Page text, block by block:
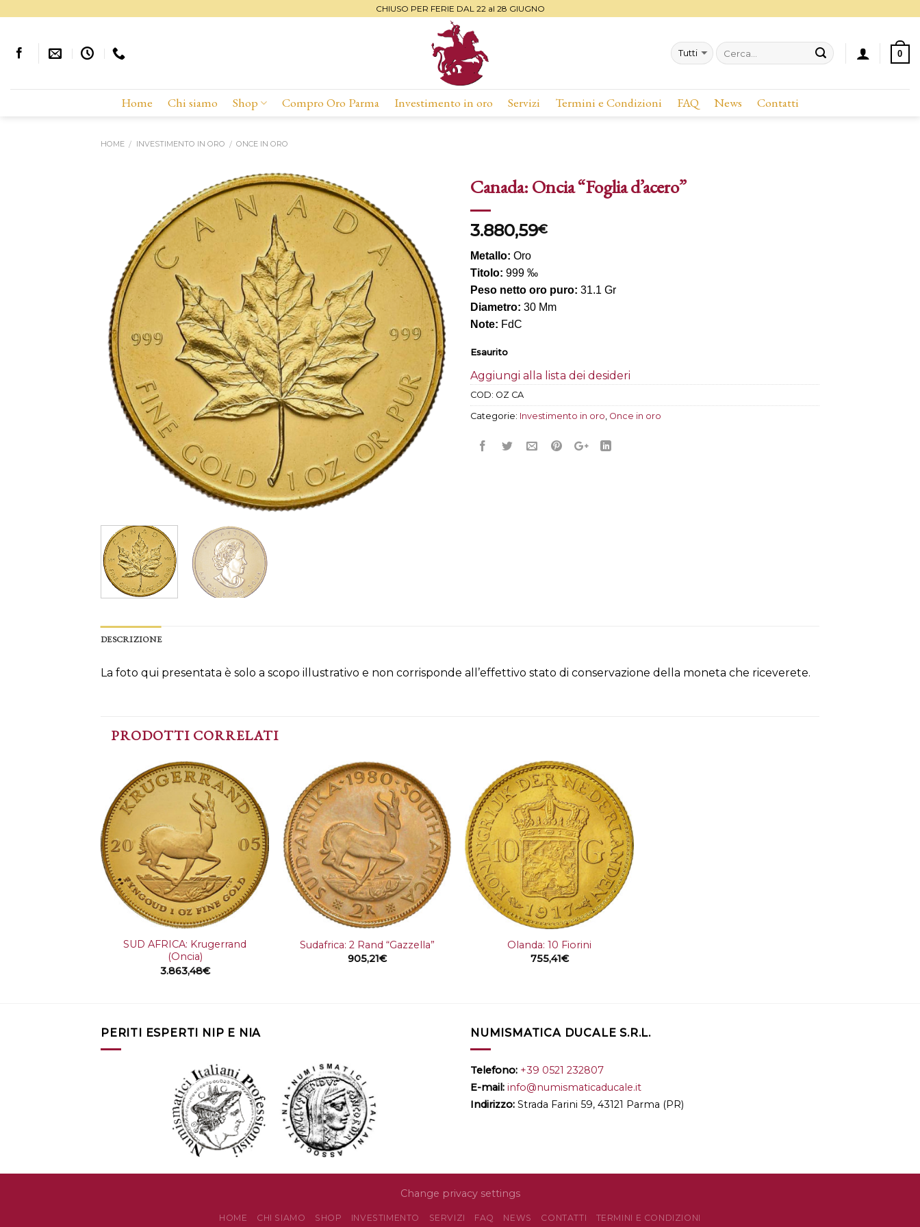
content
CHIUSO PER FERIE DAL 22 al 28 GIUGNO
0
Home Chi siamo Shop Compro Oro Parma Investimento in oro Servizi Termini e Condizioni FAQ News Contatti
HOME / INVESTIMENTO IN ORO / ONCE IN ORO
alla lista
dei
desideri
Canada: Oncia “Foglia d’acero”
3.880,59€
Metallo: Oro
Titolo: 999 ‰
Peso netto oro puro: 31.1 Gr
Diametro: 30 Mm
Note: FdC
Esaurito
Aggiungi alla lista dei desideri
COD: OZ CA
Categorie: Investimento in oro Once in oro
DESCRIZIONE
La foto qui presentata è solo a scopo illustrativo e non corrisponde all’effettivo stato di conservazione della moneta che riceverete.
PRODOTTI CORRELATI
Aggiungi
alla lista
SUD AFRICA: Krugerrand
(Oncia)
3.863,48€
Aggiungi
alla lista
dei
desideri
Sudafrica: 2 Rand “Gazzella”
905,21€
Aggiungi
alla lista
dei
desideri
Olanda: 10 Fiorini
755,41€
PERITI ESPERTI NIP E NIA NUMISMATICA DUCALE S.R.L.
Telefono: +39 0521 232807
E-mail: info@numismaticaducale.it
Indirizzo: Strada Farini 59, 43121 Parma (PR)
Change privacy settings
HOME CHI SIAMO SHOP INVESTIMENTO SERVIZI FAQ NEWS CONTATTI TERMINI E CONDIZIONI